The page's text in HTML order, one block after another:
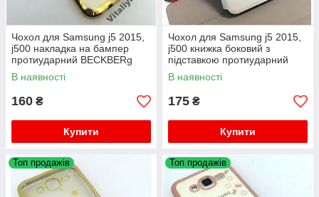
Чохол для Samsung j5 2015,
j500 накладка на бампер
протиударний BECKBERg
В наявності
160 ₴
Купити
Чохол для Samsung j5 2015,
j500 книжка боковий з
підставкою протиударний
Book Cover
В наявності
175 ₴
Купити
Топ продажів Топ продажів